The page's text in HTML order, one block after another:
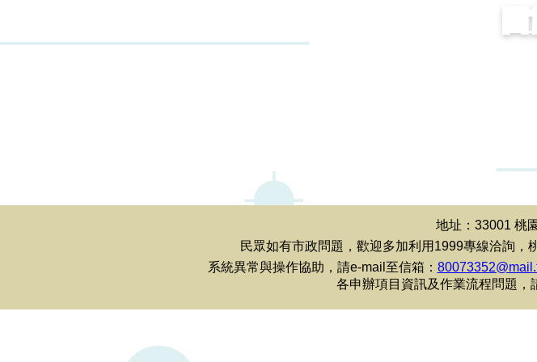
地址：33001 桃
民眾如有市政問題，歡迎多加利用1999專線洽詢
系統異常與操作協助，請e-mail至信箱：
各申辦項目資訊及作業流程問題，